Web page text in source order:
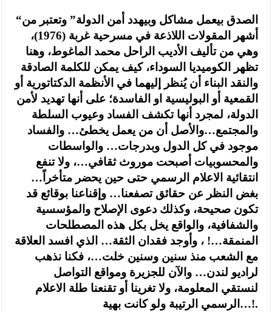
“الصدق بيعمل مشاكل وبيهدد أمن الدولة” وتعتبر من
أشهر المقولات اللاذعة في مسرحية غربة (1976)،
وهي من تأليف الأديب الراحل محمد الماغوط، وهنا
تظهر الكوميديا السوداء، كيف يمكن للكلمة الصادقة
والنقد البناء أن يُنظر إليهما في الأنظمة الدكتاتورية أو
القمعية أو البوليسية او الفاسدة؛ على أنها تهديد لأمن
الدولة، لمجرد أنها تكشف الفساد وعيوب السلطة
والمجتمع…والأصل أن من يعمل يخطئ… والفساد
موجود في كل الدول وبدرجات… والواسطات
والمحسوبيات أصبحت موروث ثقافي…، ولا تنفع
انتقائية الاعلام الرسمي حتى حين يحضر متأخراً…
بغض النظر عن حقائق تصفعنا… وإقناعنا بوقائع قد
تكون صحيحة، وكذلك دعوى الإصلاح والمؤسسية
والشفافية، والواقع يخل بكل هذه المصطلحات
المنمقة…! ، وأوجد فقدان الثقة… الذي افسد العلاقة
مع الشعب منذ سنين وسنين خلت…، فكنا نذهب
لراديو لندن… والآن للجزيرة ومواقع التواصل
لنستقي المعلومة، ولا تغرينا أو تقنعنا طلة الاعلام
الرسمي الرتيبة ولو كانت بهية…!.